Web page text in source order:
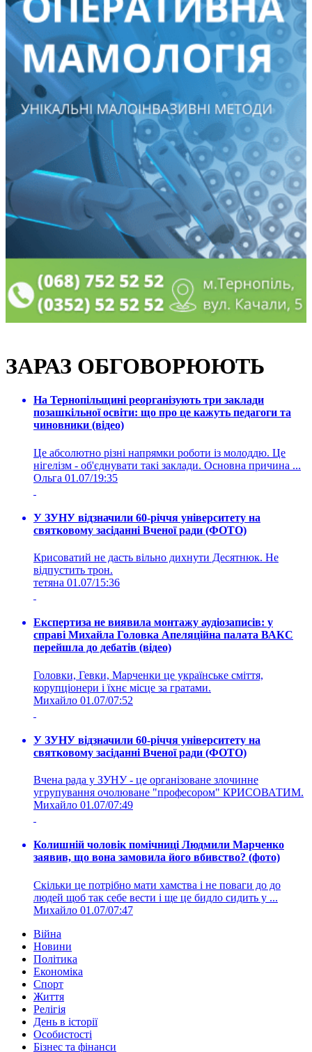
ЗАРАЗ ОБГОВОРЮЮТЬ
На Тернопільщині реорганізують три заклади
позашкільної освіти: що про це кажуть педагоги та
чиновники (відео)
Це абсолютно різні напрямки роботи із молоддю. Це
нігелізм - об'єднувати такі заклади. Основна причина ...
Ольга 01.07/19:35
У ЗУНУ відзначили 60-річчя університету на
святковому засіданні Вченої ради (ФОТО)
Крисоватий не дасть вільно дихнути Десятнюк. Не
відпустить трон.
тетяна 01.07/15:36
Експертиза не виявила монтажу аудіозаписів: у
справі Михайла Головка Апеляційна палата ВАКС
перейшла до дебатів (відео)
Головки, Гевки, Марченки це українське сміття,
корупціонери і їхнє місце за гратами.
Михайло 01.07/07:52
У ЗУНУ відзначили 60-річчя університету на
святковому засіданні Вченої ради (ФОТО)
Вчена рада у ЗУНУ - це організоване злочинне
угрупування очолюване "професором" КРИСОВАТИМ.
Михайло 01.07/07:49
Колишній чоловік помічниці Людмили Марченко
заявив, що вона замовила його вбивство? (фото)
Скільки це потрібно мати хамства і не поваги до до
людей щоб так себе вести і ще це бидло сидить у ...
Михайло 01.07/07:47
Війна
Новини
Політика
Економіка
Спорт
Життя
Релігія
День в історії
Особистості
Бізнес та фінанси